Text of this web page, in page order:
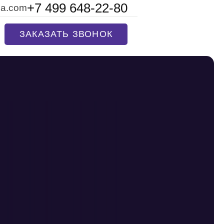
+7 499 648-22-80
ЗАКАЗАТЬ ЗВОНОК